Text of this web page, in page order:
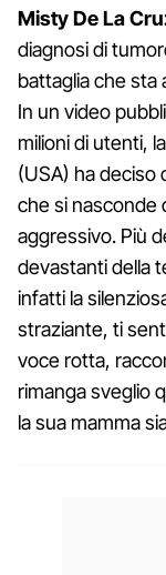
Misty De La
diagnosi di
battaglia che sta
In un video
milioni di utenti,
(USA) ha deciso
che si nasconde
aggressivo. Più
devastanti della
infatti la
straziante, ti
voce rotta,
rimanga sveglio
la sua mamma